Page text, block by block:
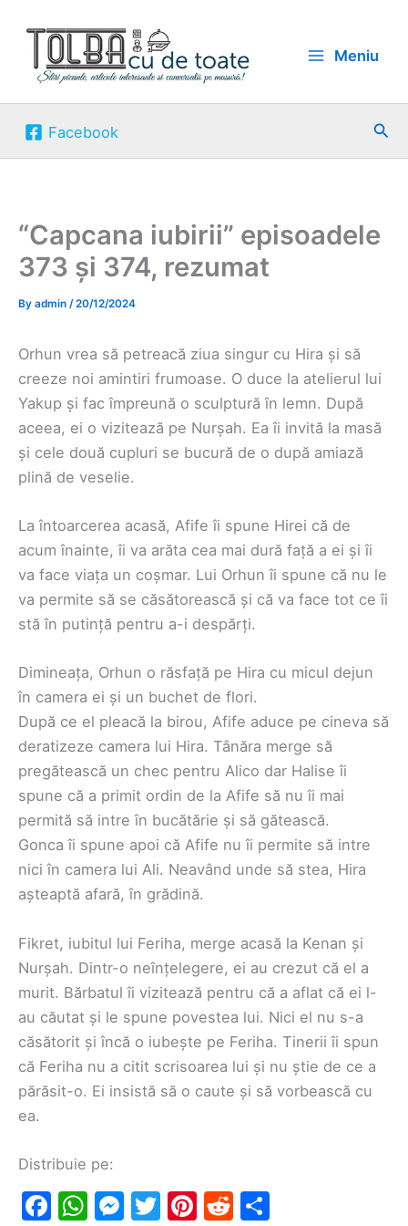
content
Meniu
Facebook
“Capcana iubirii” episoadele
373 și 374, rezumat
By admin /20/12/2024
Orhun vrea să petreacă ziua singur cu Hira și să
creeze noi amintiri frumoase. O duce la atelierul lui
Yakup și fac împreună o sculptură în lemn. După
aceea, ei o vizitează pe Nurșah. Ea îi invită la masă
și cele două cupluri se bucură de o după amiază
plină de veselie.
La întoarcerea acasă, Afife îi spune Hirei că de
acum înainte, îi va arăta cea mai dură față a ei și îi
va face viața un coșmar. Lui Orhun îi spune că nu le
va permite să se căsătorească și că va face tot ce îi
stă în putință pentru a-i despărți.
Dimineața, Orhun o răsfață pe Hira cu micul dejun
în camera ei și un buchet de flori.
După ce el pleacă la birou, Afife aduce pe cineva să
deratizeze camera lui Hira. Tânăra merge să
pregătească un chec pentru Alico dar Halise îi
spune că a primit ordin de la Afife să nu îi mai
permită să intre în bucătărie și să gătească.
Gonca îi spune apoi că Afife nu îi permite să intre
nici în camera lui Ali. Neavând unde să stea, Hira
așteaptă afară, în grădină.
Fikret, iubitul lui Feriha, merge acasă la Kenan și
Nurșah. Dintr-o neînțelegere, ei au crezut că el a
murit. Bărbatul îi vizitează pentru că a aflat că ei l-
au căutat și le spune povestea lui. Nici el nu s-a
căsătorit și încă o iubește pe Feriha. Tinerii îi spun
că Feriha nu a citit scrisoarea lui și nu știe de ce a
părăsit-o. Ei insistă să o caute și să vorbească cu
ea.
Distribuie pe:
F
W M T
Pi R